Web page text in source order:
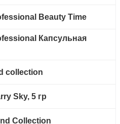
Beauty Time
Капсульная
collection
Sky, 5 гр
Collection